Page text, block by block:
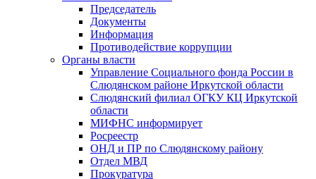
Председатель
Документы
Информация
Противодействие коррупции
Органы власти
Управление Социального фонда России в
Слюдянском районе Иркутской области
Слюдянский филиал ОГКУ КЦ Иркутской
области
МИФНС информирует
Росреестр
ОНД и ПР по Слюдянскому району
Отдел МВД
Прокуратура